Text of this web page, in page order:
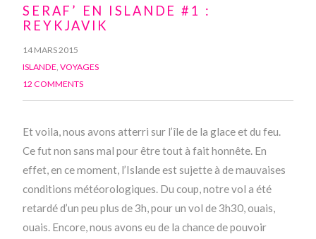
SERAF’ EN ISLANDE #1 :
REYKJAVIK
14 MARS 2015
ISLANDE,VOYAGES
12 COMMENTS
Et voila, nous avons atterri sur l’île de la glace et du feu.
Ce fut non sans mal pour être tout à fait honnête. En
effet, en ce moment, l’Islande est sujette à de mauvaises
conditions météorologiques. Du coup, notre vol a été
retardé d’un peu plus de 3h, pour un vol de 3h30, ouais,
ouais. Encore, nous avons eu de la chance de pouvoir